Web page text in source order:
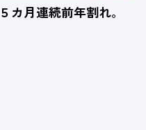
カ月連続前年割れ。